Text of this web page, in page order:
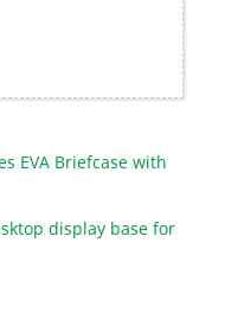
EVA Briefcase with
display base for